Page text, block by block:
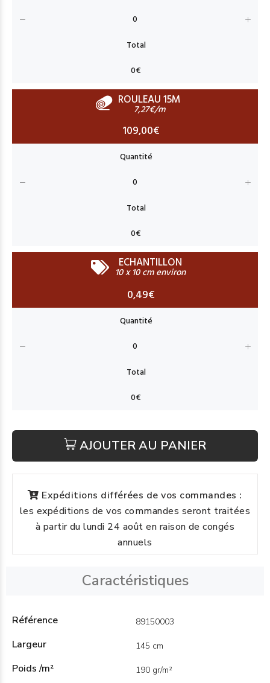
ROULEAU 15M
7,27€/m
109,00€
ECHANTILLON
10 x 10 cm environ
0,49€
AJOUTER AU PANIER
Expéditions différées de vos commandes :
les expéditions de vos commandes seront traitées
à partir du lundi 24 août en raison de congés
annuels
Caractéristiques
Référence 89150003
Largeur 145 cm
Poids /m² 190 gr/m²